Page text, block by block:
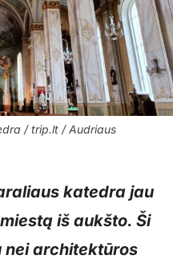
/ trip.lt / Audriaus
katedra jau
iš aukšto. Ši
architektūros